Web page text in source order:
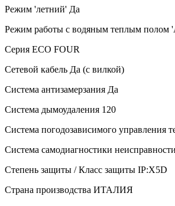
Режим 'летний' Да
Режим работы с водяным теплым полом
Серия ECO FOUR
Сетевой кабель Да (с вилкой)
Система антизамерзания Да
Система дымоудаления 120
Система погодозависимого управления
Система самодиагностики неисправности
Степень защиты / Класс защиты IP:X5D
Страна производства ИТАЛИЯ